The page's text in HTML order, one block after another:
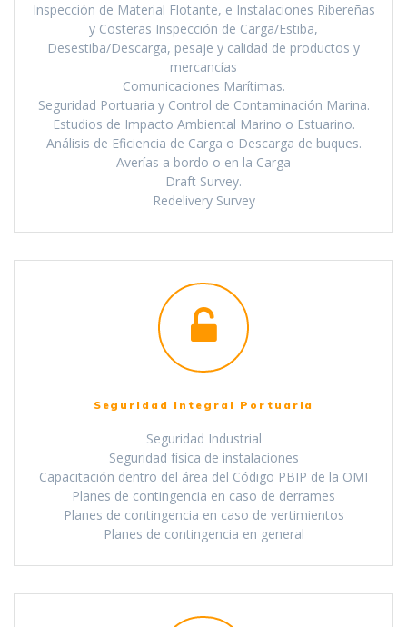
Inspección de Material Flotante, e Instalaciones Ribereñas
y Costeras Inspección de Carga/Estiba,
Desestiba/Descarga, pesaje y calidad de productos y
mercancías
Comunicaciones Marítimas.
Seguridad Portuaria y Control de Contaminación Marina.
Estudios de Impacto Ambiental Marino o Estuarino.
Análisis de Eficiencia de Carga o Descarga de buques.
Averías a bordo o en la Carga
Draft Survey.
Redelivery Survey
Seguridad Integral Portuaria
Seguridad Industrial
Seguridad física de instalaciones
Capacitación dentro del área del Código PBIP de la OMI
Planes de contingencia en caso de derrames
Planes de contingencia en caso de vertimientos
Planes de contingencia en general